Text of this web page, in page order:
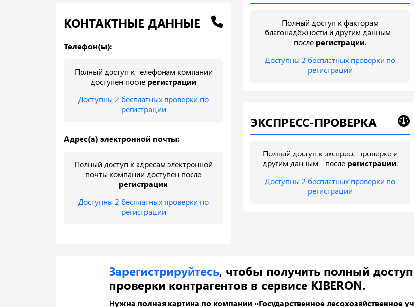
КОНТАКТНЫЕ ДАННЫЕ
Телефон(ы):
Полный доступ к телефонам компании
доступен после регистрации
Доступны 2 бесплатных проверки по
регистрации
Адрес(а) электронной почты:
Полный доступ к адресам электронной
почты компании доступен после
регистрации
Доступны 2 бесплатных проверки по
регистрации
Полный доступ к факторам
благонадёжности и другим данным -
после регистрации.
Доступны 2 бесплатных проверки по
регистрации
ЭКСПРЕСС-ПРОВЕРКА
Полный доступ к экспресс-проверке и
другим данным - после регистрации.
Доступны 2 бесплатных проверки по
регистрации
Зарегистрируйтесь, чтобы получить полный
проверки контрагентов в сервисе KIBERON.
Нужна полная картина по компании «Государственное лесохозяйственное